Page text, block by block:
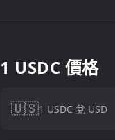
1 USDC 價格
🇺🇸1 USDC 兌 USD